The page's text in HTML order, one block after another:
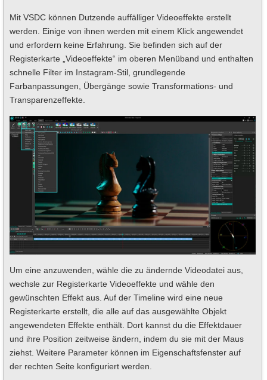
Mit VSDC können Dutzende auffälliger Videoeffekte erstellt
werden. Einige von ihnen werden mit einem Klick angewendet
und erfordern keine Erfahrung. Sie befinden sich auf der
Registerkarte „Videoeffekte“ im oberen Menüband und enthalten
schnelle Filter im Instagram-Stil, grundlegende
Farbanpassungen, Übergänge sowie Transformations- und
Transparenzeffekte.
Um eine anzuwenden, wähle die zu ändernde Videodatei aus,
wechsle zur Registerkarte Videoeffekte und wähle den
gewünschten Effekt aus. Auf der Timeline wird eine neue
Registerkarte erstellt, die alle auf das ausgewählte Objekt
angewendeten Effekte enthält. Dort kannst du die Effektdauer
und ihre Position zeitweise ändern, indem du sie mit der Maus
ziehst. Weitere Parameter können im Eigenschaftsfenster auf
der rechten Seite konfiguriert werden.